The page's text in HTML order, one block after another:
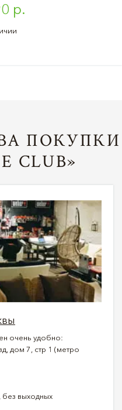
р.
ПОКУПКИ
CLUB»
очень удобно:
дом 7, стр 1 (метро
выходных